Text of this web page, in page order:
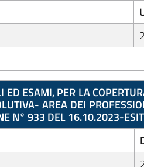
ED ESAMI, PER LA
AREA DEI
N° 933 DEL 16.10.2023-